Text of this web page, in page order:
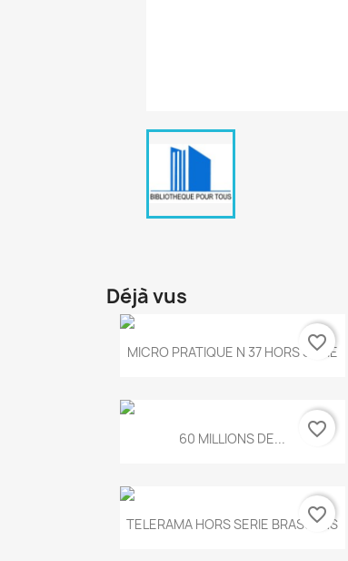
Déjà vus
Aperçu rapide
MICRO PRATIQUE N 37 HORS SERIE
favorite_border
Aperçu rapide
60 MILLIONS DE... favorite_border
 Aperçu rapide
TELERAMA HORS SERIE BRASSENS
favorite_border